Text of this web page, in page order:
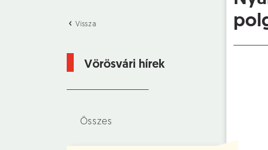
Vissza
Vörösvári hírek
Összes